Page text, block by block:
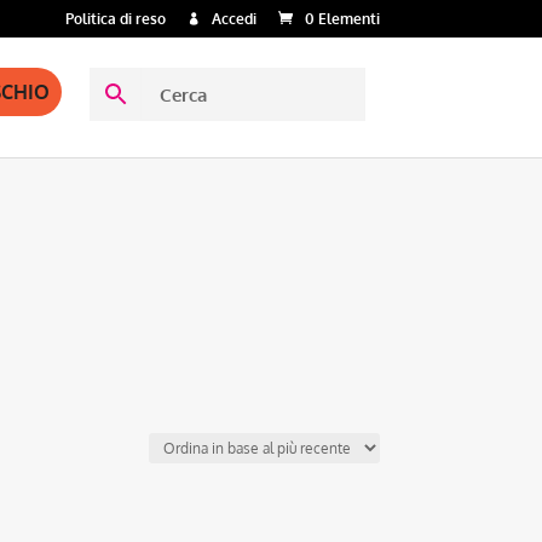
Politica di reso Accedi 0 Elementi